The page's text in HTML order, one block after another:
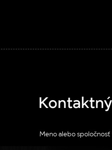
Meno alebo spoločnosť